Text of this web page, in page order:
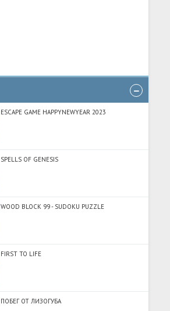
ESCAPE GAME HAPPYNEWYEAR 2023
SPELLS OF GENESIS
WOOD BLOCK 99 - SUDOKU PUZZLE
FIRST TO LIFE
ПОБЕГ ОТ ЛИЗОГУБА